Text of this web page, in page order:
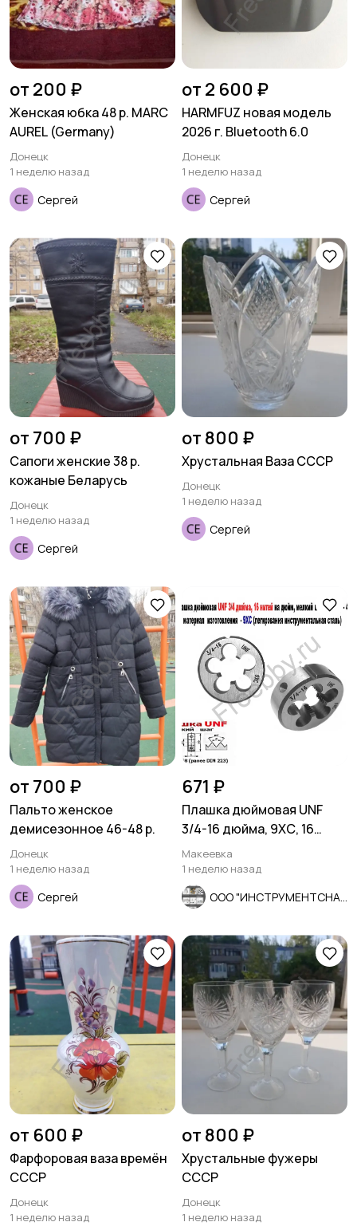
от 200 ₽
Женская юбка 48 р. MARC
AUREL (Germany)
Донецк
1 неделю назад
Сергей
от 2 600 ₽
HARMFUZ новая модель
2026 г. Bluetooth 6.0
Донецк
1 неделю назад
Сергей
от 700 ₽
Сапоги женские 38 р.
кожаные Беларусь
Донецк
1 неделю назад
Сергей
от 800 ₽
Хрустальная Ваза СССР
Донецк
1 неделю назад
Сергей
от 700 ₽
Пальто женское
демисезонное 46-48 р.
Донецк
1 неделю назад
Сергей
671 ₽
Плашка дюймовая UNF
3/4-16 дюйма, 9ХС, 16
нитей, мелкий шаг, 45/14
мм
Макеевка
1 неделю назад
от 600 ₽
Фарфоровая ваза времён
СССР
Донецк
1 неделю назад
от 800 ₽
Хрустальные фужеры
СССР
Донецк
1 неделю назад